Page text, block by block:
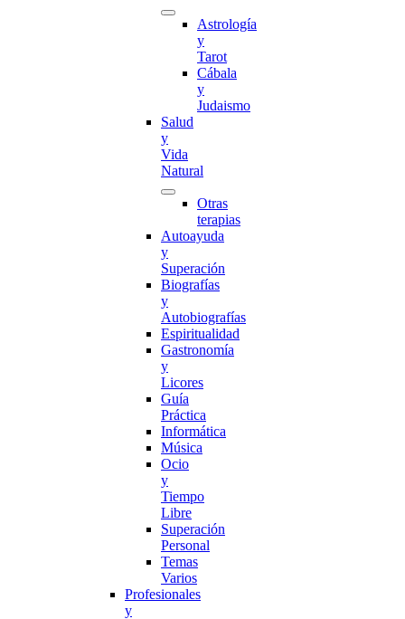
Astrología
y
Tarot
Cábala
y
Judaismo
Salud
y
Vida
Natural
Otras
terapias
Autoayuda
y
Superación
Biografías
y
Autobiografías
Espiritualidad
Gastronomía
y
Licores
Guía
Práctica
Informática
Música
Ocio
y
Tiempo
Libre
Superación
Personal
Temas
Varios
Profesionales
y